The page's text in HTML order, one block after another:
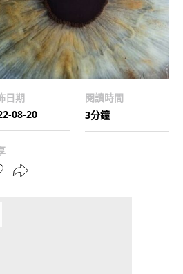
日期
08-20
閱讀時間
3分鐘